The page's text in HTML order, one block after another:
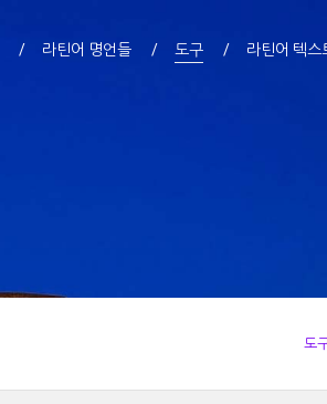
라틴어 명언들 도구 라틴어 텍스
도